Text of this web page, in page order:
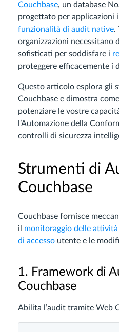
Couchbase, un database
progettato per applicazioni
funzionalità di audit native.
organizzazioni necessitano
sofisticati per soddisfare i
proteggere efficacemente i
Questo articolo esplora gli
Couchbase e dimostra
potenziare le vostre
l’Automazione della
controlli di sicurezza
Strumenti di
Couchbase
Couchbase fornisce
il monitoraggio delle attività
di accesso utente e le
1. Framework di
Couchbase
Abilita l’audit tramite Web